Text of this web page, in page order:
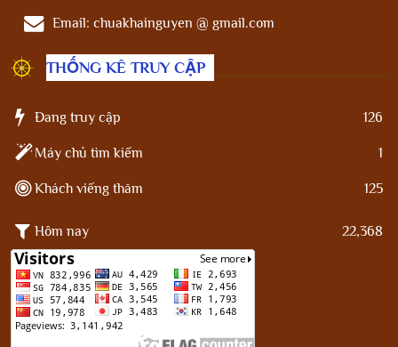
Email: chuakhainguyen @ gmail.com
THỐNG KÊ TRUY CẬP
Đang truy cập 126
Máy chủ tìm kiếm 1
Khách viếng thăm 125
Hôm nay 22,368